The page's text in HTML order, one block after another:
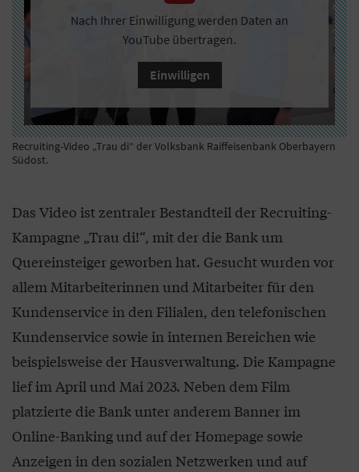
Nach Ihrer Einwilligung werden Daten an
YouTube übertragen.
Einwilligen
Recruiting-Video „Trau di“ der Volksbank Raiffeisenbank Oberbayern
Südost.
Das Video ist zentraler Bestandteil der Recruiting-
Kampagne „Trau di!“, mit der die Bank um
Quereinsteiger geworben hat. Gesucht wurden vor
allem Mitarbeiterinnen und Mitarbeiter für den
Kundenservice in den Filialen, den telefonischen
Kundenservice sowie in internen Bereichen wie
beispielsweise der Hausverwaltung. Die Kampagne
lief im April und Mai 2023. Neben dem Film
platzierte die Bank unter anderem Banner im
Online-Banking und auf der Homepage sowie
Anzeigen in den sozialen Netzwerken und auf